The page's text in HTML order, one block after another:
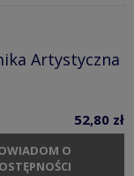
Artystyczna
52,80 zł
O